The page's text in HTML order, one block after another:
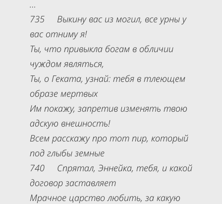
…
735 Выкину вас из могил, все урны у
вас отниму я!
Ты, что привыкла богам в обличии
чуждом являться,
Ты, о Геката, узнай: тебя в тлеющем
образе мертвых
Им покажу, запретив изменять твою
адскую внешность!
Всем расскажу про тот пир, который
под глыбы земные
740 Спрятал, Эннейка, тебя, и какой
договор заставляет
Мрачное царство любить, за какую